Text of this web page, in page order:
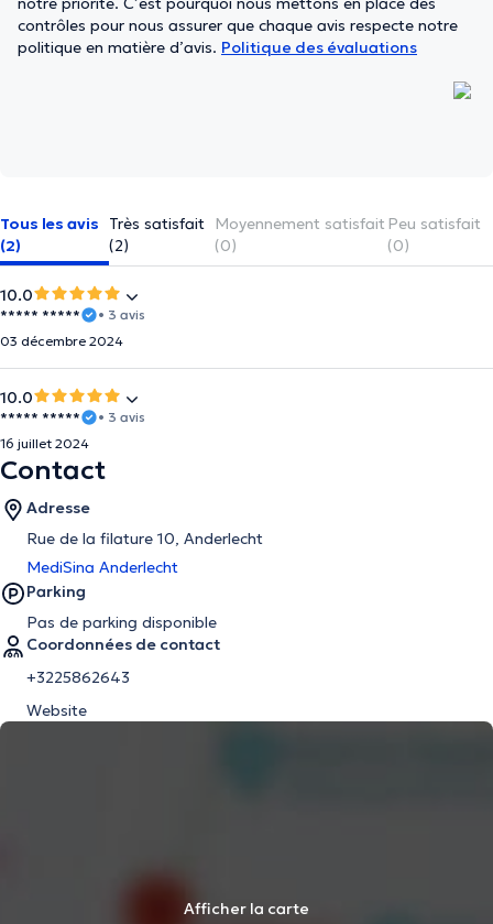
contrôles pour nous assurer que chaque avis respecte notre
politique en matière d’avis. Politique des évaluations
Tous les avis
(2)
Très satisfait
(2)
Moyennement satisfait
(0)
Peu satisfait
(0)
10.0
***** *****
• 3 avis
03 décembre 2024
10.0
***** *****
• 3 avis
16 juillet 2024
Contact
Adresse
Rue de la filature 10, Anderlecht
MediSina Anderlecht
Parking
Pas de parking disponible
Coordonnées de contact
+3225862643
Website
Afficher la carte